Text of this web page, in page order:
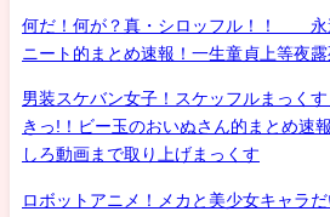
何だ！何が？真・シロッフル！！
ニート的まとめ速報！一生童貞上等夜露
男装スケバン女子！スケッフルまっく
きっ!！ビー玉のおいぬさん的まとめ速
しろ動画まで取り上げまっくす
ロボットアニメ！メカと美少女キャラ